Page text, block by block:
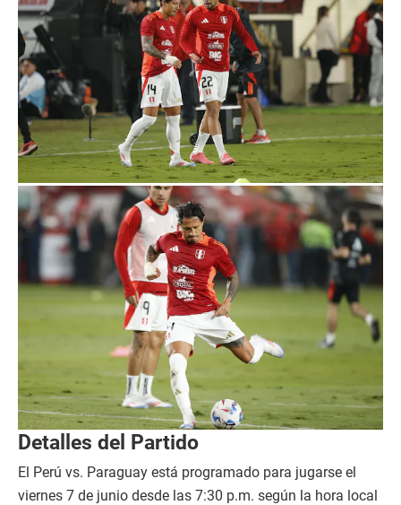
Detalles del Partido
El Perú vs. Paraguay está programado para jugarse el
viernes 7 de junio desde las 7:30 p.m. según la hora local